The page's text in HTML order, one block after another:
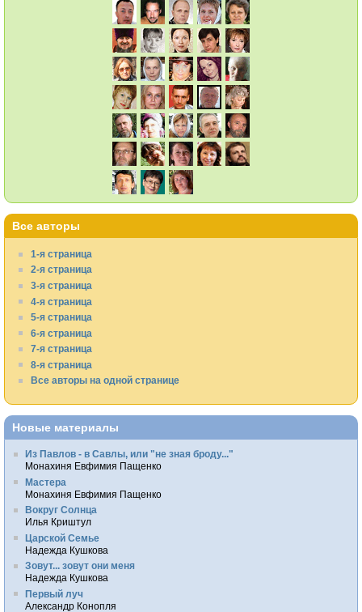
Все авторы
1-я страница
2-я страница
3-я страница
4-я страница
5-я страница
6-я страница
7-я страница
8-я страница
Все авторы на одной странице
Новые материалы
Из Павлов - в Савлы, или "не зная броду..."
Монахиня Евфимия Пащенко
Мастера
Монахиня Евфимия Пащенко
Вокруг Солнца
Илья Криштул
Царской Семье
Надежда Кушкова
Зовут... зовут они меня
Надежда Кушкова
Первый луч
Александр Конопля